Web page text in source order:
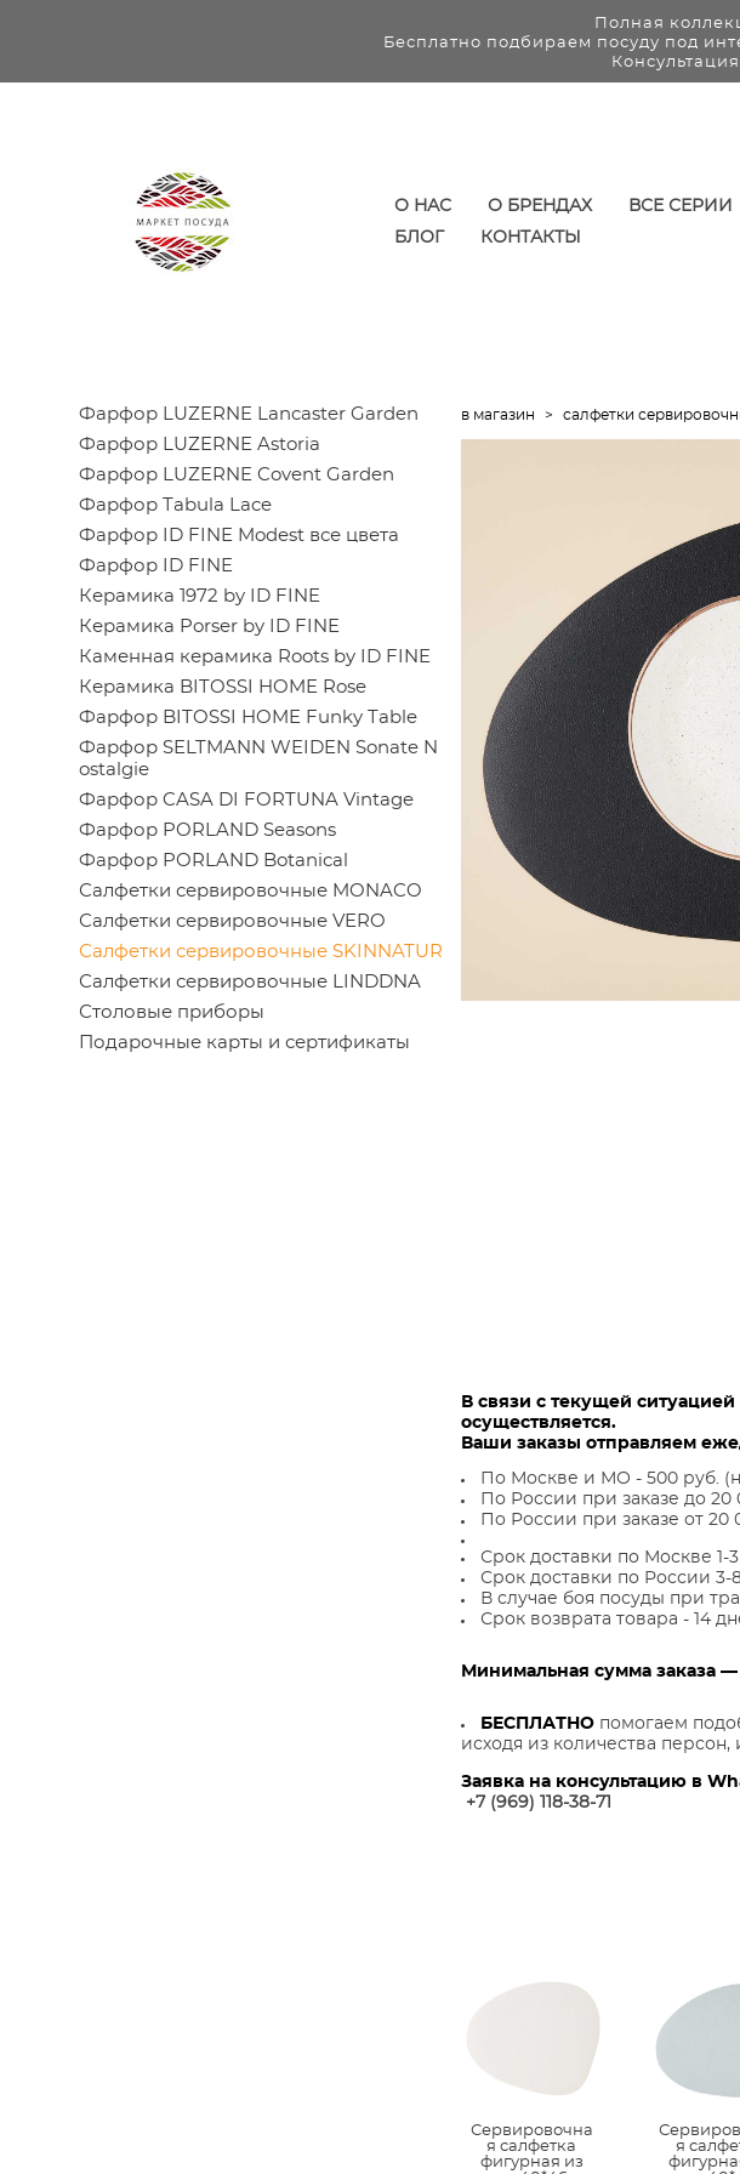
Полная
Бесплатно подбираем посуду под
О НАС О БРЕНДАХ ВСЕ СЕРИИ
БЛОГ
КОНТАКТЫ
Фарфор LUZERNE Lancaster Garden
Фарфор LUZERNE Astoria
Фарфор LUZERNE Covent Garden
Фарфор Tabula Lace
Фарфор ID FINE Modest все цвета
Фарфор ID FINE
Керамика 1972 by ID FINE
Керамика Porser by ID FINE
Каменная керамика Roots by ID FINE
Керамика BITOSSI HOME Rose
Фарфор BITOSSI HOME Funky Table
Фарфор SELTMANN WEIDEN Sonate N
ostalgie
Фарфор CASA DI FORTUNA Vintage
Фарфор PORLAND Seasons
Фарфор PORLAND Botanical
Салфетки сервировочные MONACO
Салфетки сервировочные VERO
Салфетки сервировочные SKINNATUR
Салфетки сервировочные LINDDNA
Столовые приборы
Подарочные карты и сертификаты
в магазин > салфетки
В связи с текущей
осуществляется.
Ваши заказы отправляем
По Москве и МО - 500 руб.
По России при заказе до 20
По России при заказе от 20
Срок доставки по Москве 1-3
Срок доставки по России 3-
В случае боя посуды при
Срок возврата товара - 14
Минимальная сумма заказа
БЕСПЛАТНО помогаем
исходя из количества
Заявка на консультацию в
+7 (969) 118-38-7
Сервировочна
я салфетка
фигурная из
я